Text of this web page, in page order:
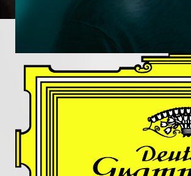
Andrè Schuen,
Baritone
Daniel Heide,
Piano